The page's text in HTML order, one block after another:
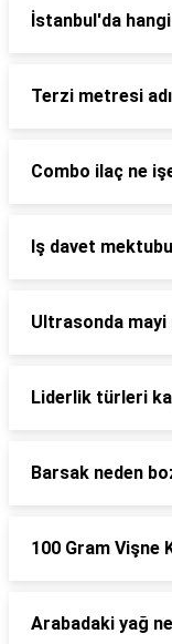
İstanbul'da
Terzi metresi
Combo ilaç ne
Iş davet
Ultrasonda mayi
Liderlik türleri
Barsak neden
100 Gram Vişne
Arabadaki yağ